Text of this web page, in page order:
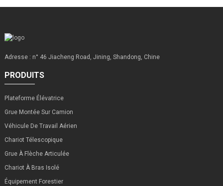
Adresse : n° 46 Jiacheng Road, Jining, Shandong, Chine
PRODUITS
Plateforme Élévatrice
Grue Montée Sur Camion
Véhicule De Travail Aérien
Chariot Télescopique
Grue À Flèche Articulée
Chariot À Bras Isolé
Équipement Forestier